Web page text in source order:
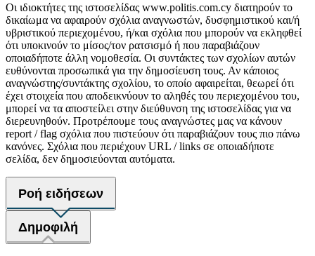
Οι ιδιοκτήτες της ιστοσελίδας www.politis.com.cy διατηρούν το
δικαίωμα να αφαιρούν σχόλια αναγνωστών, δυσφημιστικού και/ή
υβριστικού περιεχομένου, ή/και σχόλια που μπορούν να εκληφθεί
ότι υποκινούν το μίσος/τον ρατσισμό ή που παραβιάζουν
οποιαδήποτε άλλη νομοθεσία. Οι συντάκτες των σχολίων αυτών
ευθύνονται προσωπικά για την δημοσίευση τους. Αν κάποιος
αναγνώστης/συντάκτης σχολίου, το οποίο αφαιρείται, θεωρεί ότι
έχει στοιχεία που αποδεικνύουν το αληθές του περιεχομένου του,
μπορεί να τα αποστείλει στην διεύθυνση της ιστοσελίδας για να
διερευνηθούν. Προτρέπουμε τους αναγνώστες μας να κάνουν
report / flag σχόλια που πιστεύουν ότι παραβιάζουν τους πιο πάνω
κανόνες. Σχόλια που περιέχουν URL / links σε οποιαδήποτε
σελίδα, δεν δημοσιεύονται αυτόματα.
Ροή ειδήσεων
Δημοφιλή